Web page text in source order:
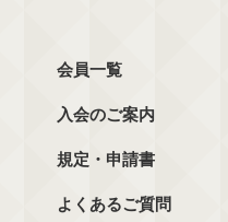
会員一覧
入会のご案内
規定・申請書
よくあるご質問